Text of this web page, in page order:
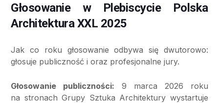
Głosowanie w Plebiscycie Polska
Architektura XXL 2025
Jak co roku głosowanie odbywa się dwutorowo:
głosuje publiczność i oraz profesjonalne jury.
Głosowanie publiczności: 9 marca 2026 roku
na stronach Grupy Sztuka Architektury wystartuje